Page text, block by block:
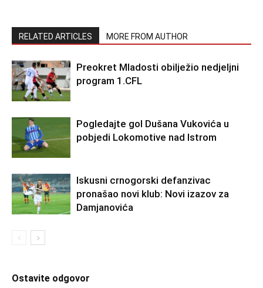
RELATED ARTICLES MORE FROM AUTHOR
Preokret Mladosti obilježio nedjeljni
program 1.CFL
Pogledajte gol Dušana Vukovića u
pobjedi Lokomotive nad Istrom
Iskusni crnogorski defanzivac
pronašao novi klub: Novi izazov za
Damjanovića
Ostavite odgovor